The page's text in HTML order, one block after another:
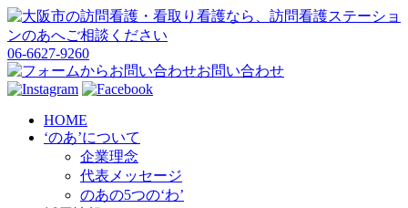
06-6627-9260
お問い合わせ
HOME
‘のあ’について
企業理念
代表メッセージ
のあの5つの‘わ’